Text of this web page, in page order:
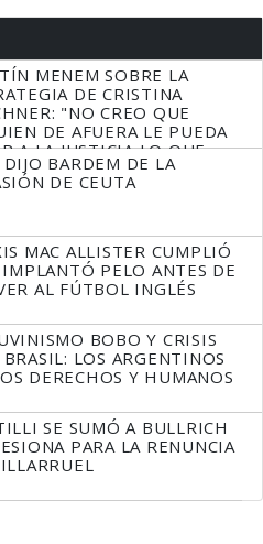
MENEM SOBRE LA
DE CRISTINA
"NO CREO QUE
DE AFUERA LE PUEDA
A LA JUSTICIA LO QUE
QUE HACER"
BARDEM DE LA
DE CEUTA
MAC ALLISTER CUMPLIÓ
IMPLANTÓ PELO ANTES DE
AL FÚTBOL INGLÉS
BOBO Y CRISIS
LOS ARGENTINOS
DERECHOS Y HUMANOS
SE SUMÓ A BULLRICH
PARA LA RENUNCIA